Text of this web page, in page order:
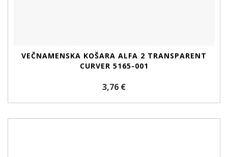
VEČNAMENSKA KOŠARA ALFA 2 TRANSPARENT
CURVER 5165-001
3,76 €